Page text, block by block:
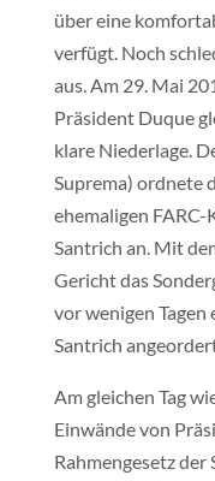
über eine
verfügt. Noch
aus. Am 29. Mai
Präsident Duque
klare Niederlage.
Suprema) ordnete
ehemaligen FARC-
Santrich an. Mit
Gericht das
vor wenigen Tagen
Santrich
Am gleichen Tag
Einwände von
Rahmengesetz